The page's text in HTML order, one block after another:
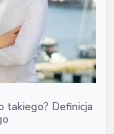
takiego? Definicja